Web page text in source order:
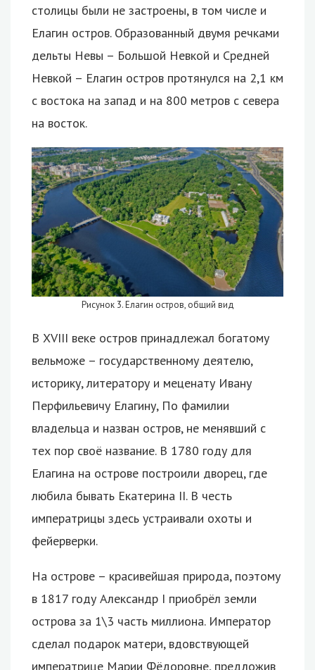
столицы были не застроены, в том числе и
Елагин остров. Образованный двумя речками
дельты Невы – Большой Невкой и Средней
Невкой – Елагин остров протянулся на 2,1 км
с востока на запад и на 800 метров с севера
на восток.
Рисунок 3. Елагин остров, общий вид
В XVIII веке остров принадлежал богатому
вельможе – государственному деятелю,
историку, литератору и меценату Ивану
Перфильевичу Елагину, По фамилии
владельца и назван остров, не менявший с
тех пор своё название. В 1780 году для
Елагина на острове построили дворец, где
любила бывать Екатерина II. В честь
императрицы здесь устраивали охоты и
фейерверки.
На острове – красивейшая природа, поэтому
в 1817 году Александр I приобрёл земли
острова за 1\3 часть миллиона. Император
сделал подарок матери, вдовствующей
императрице Марии Фёдоровне, предложив